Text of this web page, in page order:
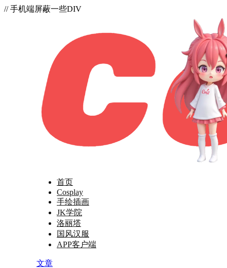
// 手机端屏蔽一些DIV
首页
Cosplay
手绘插画
JK学院
洛丽塔
国风汉服
APP客户端
文章